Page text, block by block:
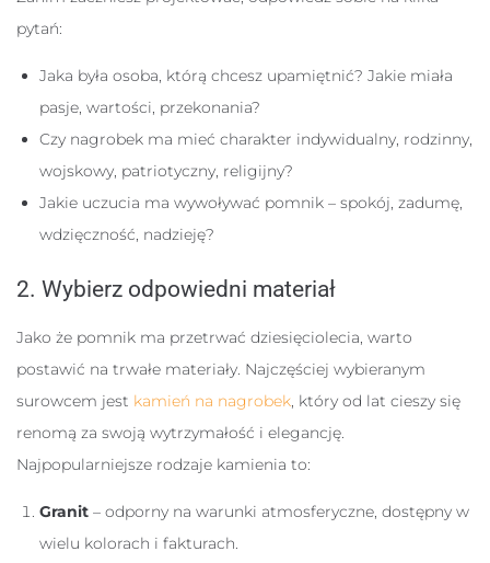
pytań:
Jaka była osoba, którą chcesz upamiętnić? Jakie miała
pasje, wartości, przekonania?
Czy nagrobek ma mieć charakter indywidualny, rodzinny,
wojskowy, patriotyczny, religijny?
Jakie uczucia ma wywoływać pomnik – spokój, zadumę,
wdzięczność, nadzieję?
2. Wybierz odpowiedni materiał
Jako że pomnik ma przetrwać dziesięciolecia, warto
postawić na trwałe materiały. Najczęściej wybieranym
surowcem jest kamień na nagrobek, który od lat cieszy się
renomą za swoją wytrzymałość i elegancję.
Najpopularniejsze rodzaje kamienia to:
Granit – odporny na warunki atmosferyczne, dostępny w
wielu kolorach i fakturach.